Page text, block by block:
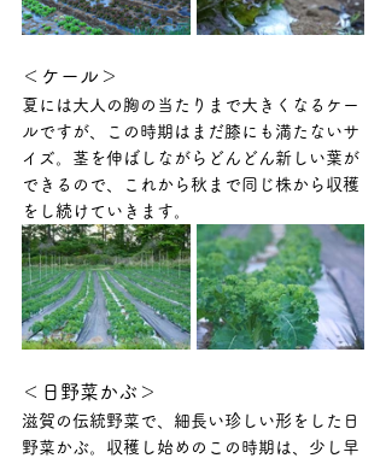
＜ケール＞
夏には大人の胸の当たりまで大きくなるケー
ルですが、この時期はまだ膝にも満たないサ
イズ。茎を伸ばしながらどんどん新しい葉が
できるので、これから秋まで同じ株から収穫
をし続けていきます。
＜日野菜かぶ＞
滋賀の伝統野菜で、細長い珍しい形をした日
野菜かぶ。収穫し始めのこの時期は、少し早